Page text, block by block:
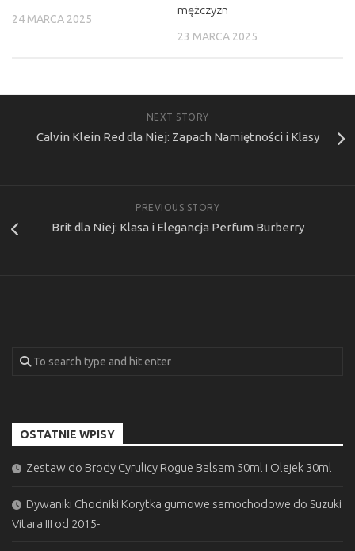
24 MARCA 2025
mężczyzn
23 MARCA 2025
NEXT STORY
Calvin Klein Red dla Niej: Zapach Namiętności i Klasy
PREVIOUS STORY
Brit dla Niej: Klasa i Elegancja Perfum Burberry
OSTATNIE WPISY
Zestaw do Brody Cyrulicy Rogue Balsam 50ml i Olejek 30ml
Dywaniki Chodniki Korytka gumowe samochodowe do Suzuki
Vitara III od 2015-